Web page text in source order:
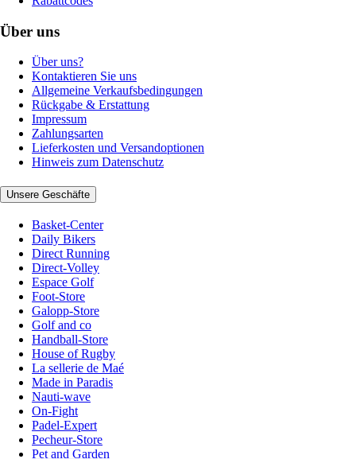
Über uns
Über uns?
Kontaktieren Sie uns
Allgemeine Verkaufsbedingungen
Rückgabe & Erstattung
Impressum
Zahlungsarten
Lieferkosten und Versandoptionen
Hinweis zum Datenschutz
Unsere Geschäfte
Basket-Center
Daily Bikers
Direct Running
Direct-Volley
Espace Golf
Foot-Store
Galopp-Store
Golf and co
Handball-Store
House of Rugby
La sellerie de Maé
Made in Paradis
Nauti-wave
On-Fight
Padel-Expert
Pecheur-Store
Pet and Garden